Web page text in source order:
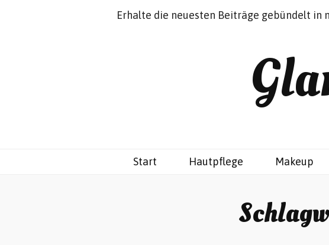
Datenschutz
Start Hautpflege Makeup
Erhalte die neuesten Beiträge gebündelt in